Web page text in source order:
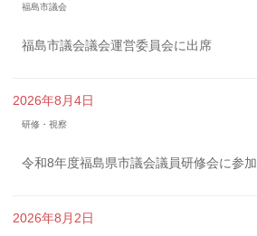
福島市議会
福島市議会議会運営委員会に出席
2026年8月4日
研修・視察
令和8年度福島県市議会議員研修会に参加
2026年8月2日